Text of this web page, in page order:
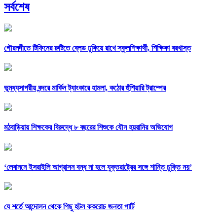
সর্বশেষ
গৌরনদীতে টিফিনের রুটিতে ব্লেড ঢুকিয়ে রাখে স্কুলশিক্ষার্থী, শিক্ষিকা বরখাস্ত
ভূমধ্যসাগরীয় বন্দরে মার্কিন ট্যাংকারে হামলা, কঠোর হুঁশিয়ারি ট্রাম্পের
মঠবাড়িয়ায় শিক্ষকের বিরুদ্ধে ৮ বছরের শিশুকে যৌন হয়রানির অভিযোগ
‘লেবাননে ইসরাইলি আগ্রাসন বন্ধ না হলে যুক্তরাষ্ট্রের সঙ্গে শান্তি চুক্তি নয়’
যে শর্তে আন্দোলন থেকে পিছু হটল ককরোচ জনতা পার্টি